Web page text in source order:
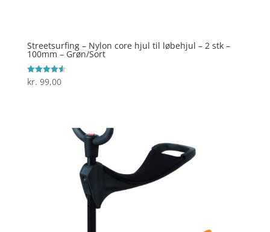
Streetsurfing – Nylon core hjul til løbehjul – 2 stk –
100mm – Grøn/Sort
Vurderet
4.6
kr. 99,00